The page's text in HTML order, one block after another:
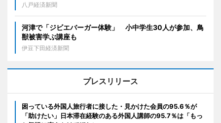
八戸経済新聞
河津で「ジビエバーガー体験」 小中学生30人が参加、鳥
獣被害学ぶ講座も
伊豆下田経済新聞
プレスリリース
困っている外国人旅行者に接した・見かけた会員の95.6％が
「助けたい」日本滞在経験のある外国人講師の95.7％は「もっ